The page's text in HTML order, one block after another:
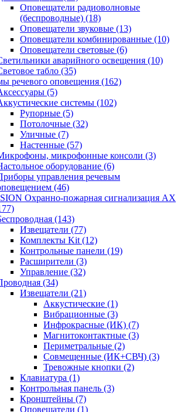
Оповещатели радиоволновые
(беспроводные) (18)
Оповещатели звуковые (13)
Оповещатели комбинированные (10)
Оповещатели световые (6)
аварийного освещения (10)
табло (35)
речевого оповещения (162)
(5)
системы (102)
Рупорные (5)
Потолочные (32)
Уличные (7)
Настенные (57)
микрофонные консоли (3)
оборудование (6)
управления речевым
(46)
Охранно-пожарная сигнализация AX
(143)
Извещатели (77)
Комплекты Kit (12)
Контрольные панели (19)
Расширители (3)
Управление (32)
(34)
Извещатели (21)
Аккустические (1)
Вибрационные (3)
Инфрокрасные (ИК) (7)
Магнитоконтактные (3)
Периметральные (2)
Совмещенные (ИК+СВЧ) (3)
Тревожные кнопки (2)
Клавиатура (1)
Контрольная панель (3)
Кронштейны (7)
Оповещатели (1)